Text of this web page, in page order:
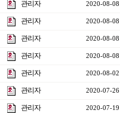
관리자 2020-08-08
관리자 2020-08-08
관리자 2020-08-08
관리자 2020-08-08
관리자 2020-08-02
관리자 2020-07-26
관리자 2020-07-19